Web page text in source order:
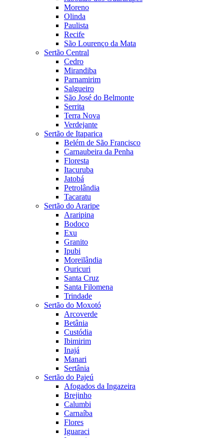
Moreno
Olinda
Paulista
Recife
São Lourenço da Mata
Sertão Central
Cedro
Mirandiba
Parnamirim
Salgueiro
São José do Belmonte
Serrita
Terra Nova
Verdejante
Sertão de Itaparica
Belém de São Francisco
Carnaubeira da Penha
Floresta
Itacuruba
Jatobá
Petrolândia
Tacaratu
Sertão do Araripe
Araripina
Bodoco
Exu
Granito
Ipubi
Moreilândia
Ouricuri
Santa Cruz
Santa Filomena
Trindade
Sertão do Moxotó
Arcoverde
Betânia
Custódia
Ibimirim
Inajá
Manari
Sertânia
Sertão do Pajeú
Afogados da Ingazeira
Brejinho
Calumbi
Carnaíba
Flores
Iguaraci